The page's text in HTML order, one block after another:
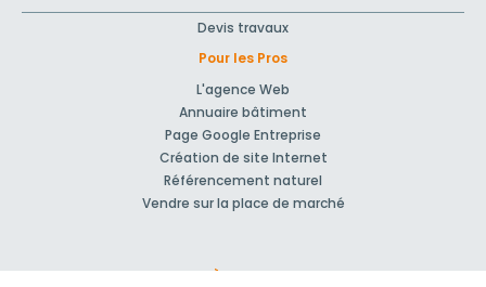
Devis travaux
Pour les Pros
L'agence Web
Annuaire bâtiment
Page Google Entreprise
Création de site Internet
Référencement naturel
Vendre sur la place de marché
À propos